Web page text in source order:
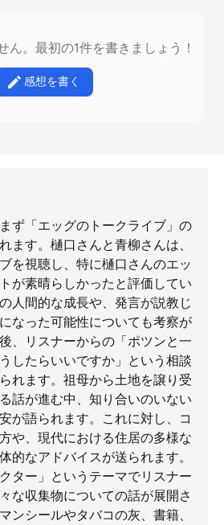
ん。最初の1件を書きましょう！
感想を書く
ず「エッグのトークライブ」の
ます。樋口さんと青柳さんは、
を視聴し、特に樋口さんのエッ
が素晴らしかったと評価してい
人間的な成長や、発言が説教じ
なった可能性についても考察が
、リスナーからの「ポツンと一
したらいいですか」という相談
れます。祖母から土地を譲り受
話が進む中、知り合いのいない
が語られます。これに対し、コ
や、現代における住居の多様な
的なアドバイスが送られます。
ター」というテーマでリスナー
な収集物についての話が展開さ
ンシールやタバコの灰、書籍、